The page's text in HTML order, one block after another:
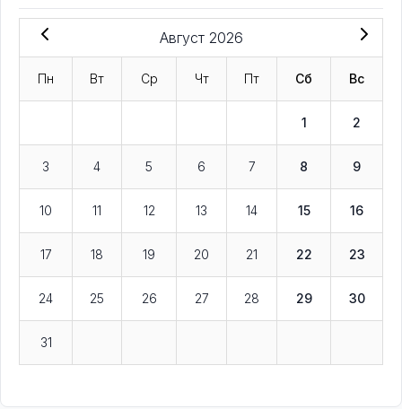
Август 2026
Пн Вт Ср Чт Пт Сб Вс
1 2
3 4 5 6 7 8 9
10 11 12 13 14 15 16
17 18 19 20 21 22 23
24 25 26 27 28 29 30
31